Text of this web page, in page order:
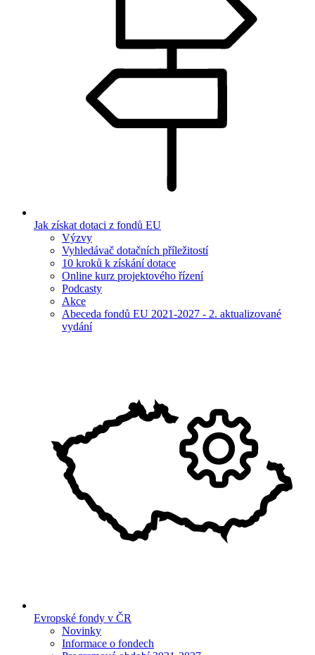
Jak získat dotaci z fondů EU
Výzvy
Vyhledávač dotačních příležitostí
10 kroků k získání dotace
Online kurz projektového řízení
Podcasty
Akce
Abeceda fondů EU 2021-2027 - 2. aktualizované
vydání
Evropské fondy v ČR
Novinky
Informace o fondech